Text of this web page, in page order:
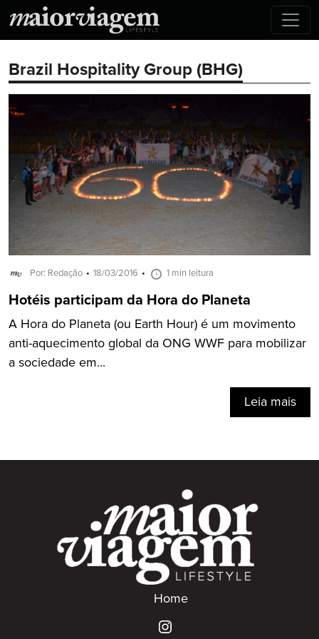
Brazil Hospitality Group (BHG)
Por: Redação 18/03/2016 1 min leitura
Hotéis participam da Hora do Planeta
A Hora do Planeta (ou Earth Hour) é um movimento
anti-aquecimento global da ONG WWF para mobilizar
a sociedade em...
Leia mais
Home